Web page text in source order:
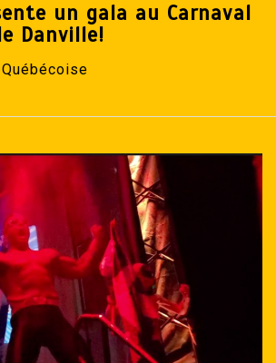
un gala au Carnaval
Danville!